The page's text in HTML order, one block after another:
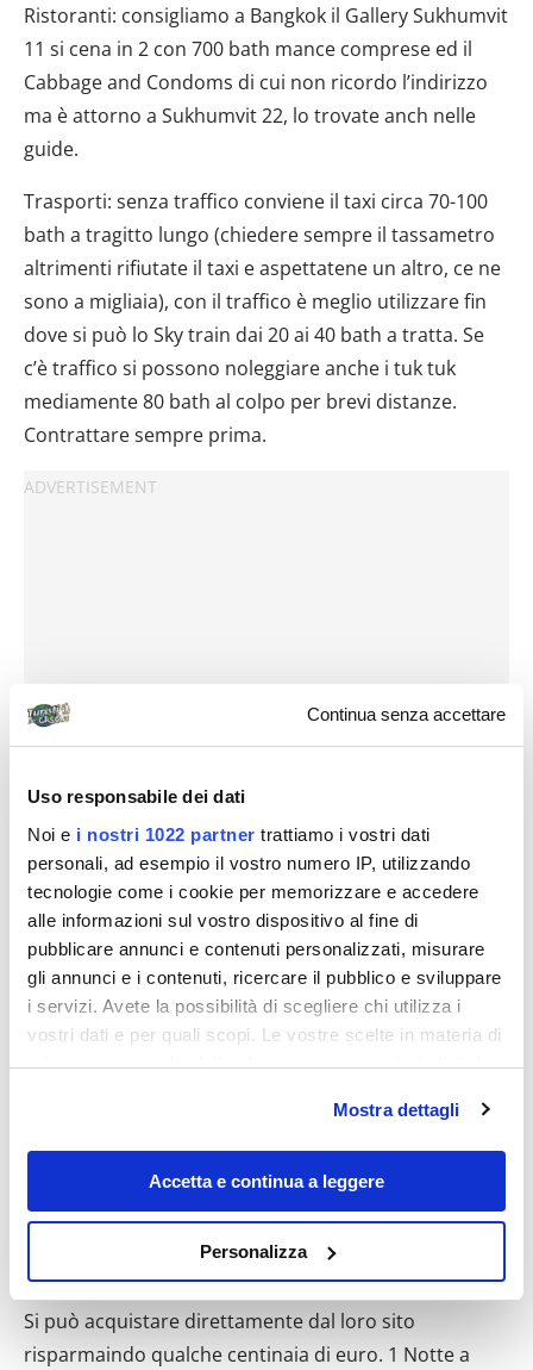
Continua senza accettare
Uso responsabile dei dati
Noi e i nostri 1022 partner trattiamo i vostri dati
personali, ad esempio il vostro numero IP, utilizzando
tecnologie come i cookie per memorizzare e accedere
alle informazioni sul vostro dispositivo al fine di
pubblicare annunci e contenuti personalizzati, misurare
gli annunci e i contenuti, ricercare il pubblico e sviluppare
i servizi. Avete la possibilità di scegliere chi utilizza i
vostri dati e per quali scopi. Le vostre scelte in materia di
privacy sono applicabili solo su questa proprietà digitale
modificare o revocare il proprio consenso in qualsiasi
momento dalla Dichiarazione sui cookie o facendo clic
sull'icona di attivazione della privacy.
raccogliere informazioni sulla tua posizione
geografica, con un'approssimazione di qualche
metro,
Identificare il tuo dispositivo, scansionandolo
Mostra dettagli
Accetta e continua a leggere
Personalizza
Ristoranti: consigliamo a Bangkok il Gallery Sukhumvit
11 si cena in 2 con 700 bath mance comprese ed il
Cabbage and Condoms di cui non ricordo l’indirizzo
ma è attorno a Sukhumvit 22, lo trovate anch nelle
guide.
Trasporti: senza traffico conviene il taxi circa 70-100
bath a tragitto lungo (chiedere sempre il tassametro
altrimenti rifiutate il taxi e aspettatene un altro, ce ne
sono a migliaia), con il traffico è meglio utilizzare fin
dove si può lo Sky train dai 20 ai 40 bath a tratta. Se
c’è traffico si possono noleggiare anche i tuk tuk
mediamente 80 bath al colpo per brevi distanze.
Contrattare sempre prima.
Viaggio del Nord. Noi abbiamo scelto il viaggio 5 notti
6 giorni. A nostro avviso 4 giorni sono sufficienti. Il
fornitore è sempre Asian trail, di tutti i tour operator.
Si può acquistare direttamente dal loro sito
risparmaindo qualche centinaia di euro. 1 Notte a